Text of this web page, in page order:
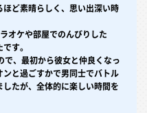
ど素晴らしく、思い出深い時
オケや部屋でのんびりした
す。
、最初から彼女と仲良くなっ
と過ごすかで男同士でバトル
たが、全体的に楽しい時間を